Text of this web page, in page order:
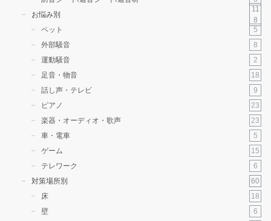
お悩み別
11
8
ペット
5
外部騒音
8
運動騒音
2
足音・物音
18
話し声・テレビ
9
ピアノ
23
楽器・オーディオ・歌声
23
車・電車
5
ゲーム
15
テレワーク
6
対策場所別
60
床
18
壁
6